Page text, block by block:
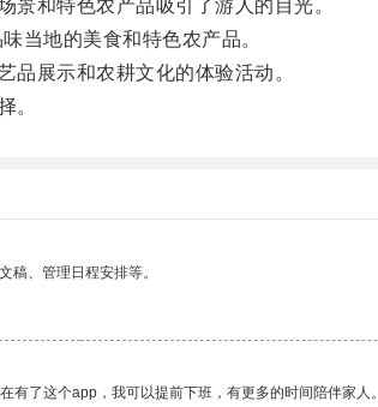
和特色农产品吸引了游人的目光。
地的美食和特色农产品。
展示和农耕文化的体验活动。
。
稿、管理日程安排等。
了这个app，我可以提前下班，有更多的时间陪伴家人。